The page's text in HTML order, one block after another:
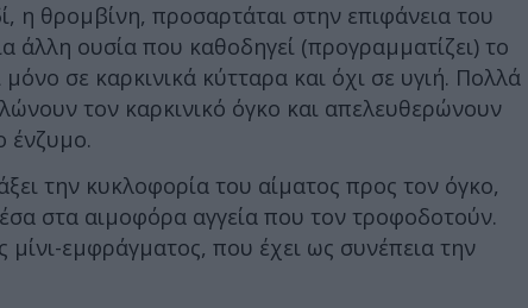
η θρομβίνη, προσαρτάται στην επιφάνεια του
άλλη ουσία που καθοδηγεί (προγραμματίζει) το
σε καρκινικά κύτταρα και όχι σε υγιή. Πολλά
τον καρκινικό όγκο και απελευθερώνουν
ένζυμο.
την κυκλοφορία του αίματος προς τον όγκο,
στα αιμοφόρα αγγεία που τον τροφοδοτούν.
μίνι-εμφράγματος, που έχει ως συνέπεια την